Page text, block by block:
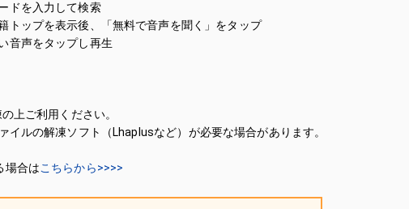
ドを入力して検索
トップを表示後、「無料で音声を聞く」をタップ
音声をタップし再生
上ご利用ください。
イルの解凍ソフト（Lhaplusなど）が必要な場合があります。
場合はこちらから>>>>